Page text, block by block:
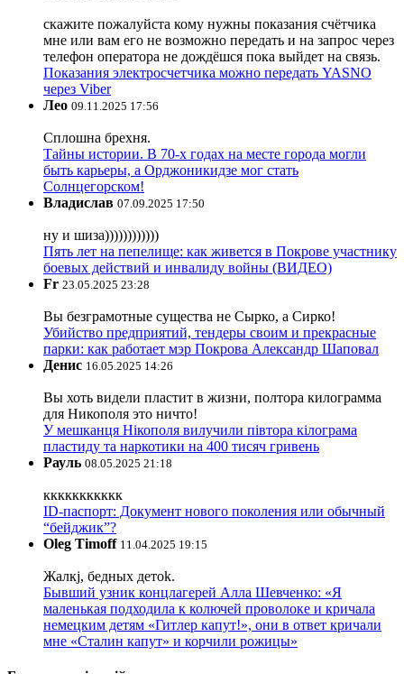
скажите пожалуйста кому нужны показания счётчика
мне или вам его не возможно передать и на запрос через
телефон оператора не дождёшся пока выйдет на связь.
Показания электросчетчика можно передать YASNO
через Viber
Лео 09.11.2025 17:56
Сплошна брехня.
Тайны истории. В 70-х годах на месте города могли
быть карьеры, а Орджоникидзе мог стать
Солнцегорском!
Владислав 07.09.2025 17:50
ну и шиза))))))))))))
Пять лет на пепелище: как живется в Покрове участнику
боевых действий и инвалиду войны (ВИДЕО)
Fr 23.05.2025 23:28
Вы безграмотные существа не Сырко, а Сирко!
Убийство предприятий, тендеры своим и прекрасные
парки: как работает мэр Покрова Александр Шаповал
Денис 16.05.2025 14:26
Вы хоть видели пластит в жизни, полтора килограмма
для Никополя это ничто!
У мешканця Нікополя вилучили півтора кілограма
пластиду та наркотики на 400 тисяч гривень
Рауль 08.05.2025 21:18
ккккккккккк
ID-паспорт: Документ нового поколения или обычный
“бейджик”?
Oleg Timoff 11.04.2025 19:15
Жалкj, бедных детok.
Бывший узник концлагерей Алла Шевченко: «Я
маленькая подходила к колючей проволоке и кричала
немецким детям «Гитлер капут!», они в ответ кричали
мне «Сталин капут» и корчили рожицы»